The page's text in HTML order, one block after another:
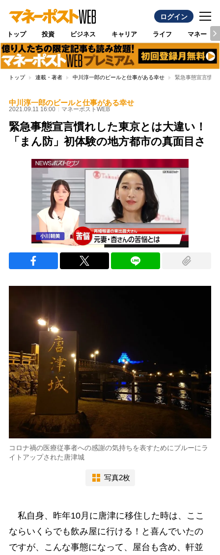
ログイン
トップ 投資 ビジネス キャリア ライフ マネー
トップ 連載・著者 中川淳一郎のビールと仕事がある幸せ 緊急事態宣言慣れ
中川淳一郎のビールと仕事がある幸せ
2021.09.11 16:00 マネーポストWEB
緊急事態宣言慣れした東京とは大違い！
「まん防」初体験の地方都市の真面目さ
コロナ禍の医療従事者への感謝の気持ちを表すためにブルーにラ
イトアップされた唐津城
写真2枚
私自身、昨年10月に唐津に移住した時は、ここ
ならいくらでも飲み屋に行ける！と喜んでいたの
ですが、こんな事態になって、屋台も含め、軒並